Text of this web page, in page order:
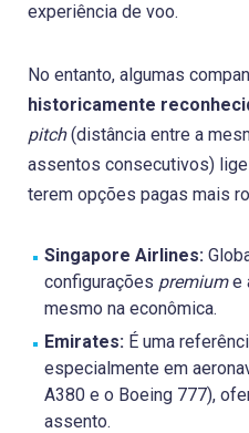
experiência de voo.
No entanto, algumas
historicamente
pitch(distância entre a
assentos consecutivos)
terem opções pagas mais
Singapore Airlines:
configurações premiume
mesmo na econômica.
Emirates: É uma
especialmente em
A380 e o Boeing 777),
assento.